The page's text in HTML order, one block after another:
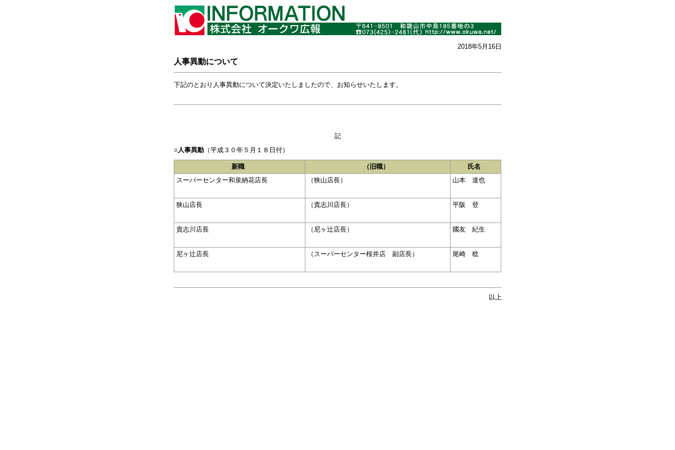
2018年5月16日
人事異動について
下記のとおり人事異動について決定いたしましたので、お知らせいたします。
記
○人事異動（平成３０年５月１８日付）
新職 （旧職）
氏名
スーパーセンター和泉納花店長
（狭山店長） 山本 達也
狭山店長 （貴志川店長） 平阪 登
貴志川店長 （尼ヶ辻店長） 國友 紀生
尼ヶ辻店長 （スーパーセンター桜井店 副店長） 尾崎 稔
以上